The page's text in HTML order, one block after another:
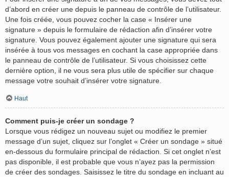
d’abord en créer une depuis le panneau de contrôle de l’utilisateur.
Une fois créée, vous pouvez cocher la case « Insérer une
signature » depuis le formulaire de rédaction afin d’insérer votre
signature. Vous pouvez également ajouter une signature qui sera
insérée à tous vos messages en cochant la case appropriée dans
le panneau de contrôle de l’utilisateur. Si vous choisissez cette
dernière option, il ne vous sera plus utile de spécifier sur chaque
message votre souhait d’insérer votre signature.
Haut
Comment puis-je créer un sondage ?
Lorsque vous rédigez un nouveau sujet ou modifiez le premier
message d’un sujet, cliquez sur l’onglet « Créer un sondage » situé
en-dessous du formulaire principal de rédaction. Si cet onglet n’est
pas disponible, il est probable que vous n’ayez pas la permission
de créer des sondages. Saisissez le titre du sondage en incluant au